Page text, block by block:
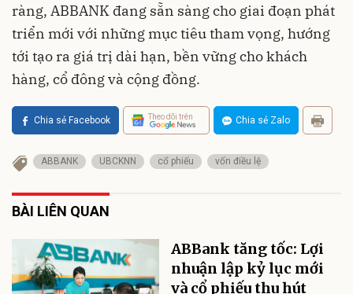
ràng, ABBANK đang sẵn sàng cho giai đoạn phát
triển mới với những mục tiêu tham vọng, hướng
tới tạo ra giá trị dài hạn, bền vững cho khách
hàng, cổ đông và cộng đồng.
Chia sẻ Facebook Theo dõi trên Chia sẻ Zalo
ABBANK UBCKNN cổ phiếu vốn điều lệ
BÀI LIÊN QUAN
ABBank tăng tốc: Lợi
nhuận lập kỷ lục mới
và cổ phiếu thu hút